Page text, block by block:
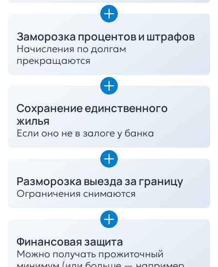
Заморозка процентов и штрафов
Начисления по долгам
прекращаются
Сохранение единственного
жилья
Если оно не в залоге у банка
Разморозка выезда за границу
Ограничения снимаются
Финансовая защита
Можно получать прожиточный